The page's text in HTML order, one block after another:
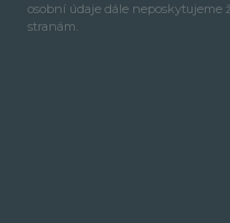
osobní údaje dále neposkytujeme
stranám.